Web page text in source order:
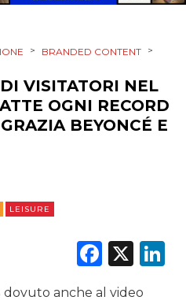
> BRANDED CONTENT >
VISITATORI NEL
OGNI RECORD
BEYONCÉ E
LEISURE
X
anche al video